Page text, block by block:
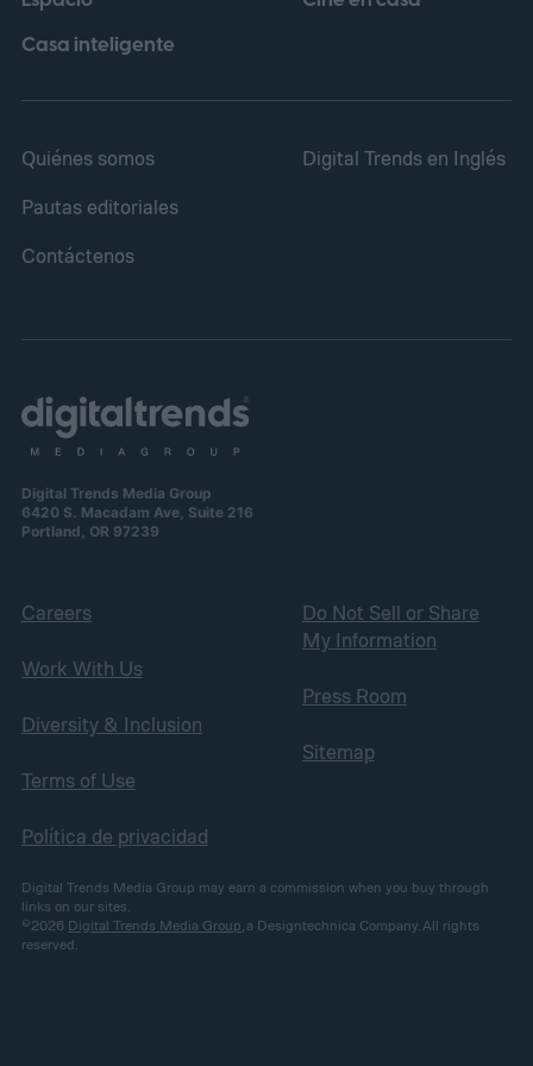
Casa inteligente
Quiénes somos
Pautas editoriales
Contáctenos
Digital Trends en Inglés
Digital Trends Media Group
6420 S. Macadam Ave, Suite 216
Portland, OR 97239
Careers
Work With Us
Diversity & Inclusion
Terms of Use
Política de privacidad
Do Not Sell or Share
My Information
Press Room
Sitemap
Digital Trends Media Group may earn a commission when you buy through
links on our sites.
©2026 Digital Trends Media Group , a Designtechnica Company. All rights
reserved.